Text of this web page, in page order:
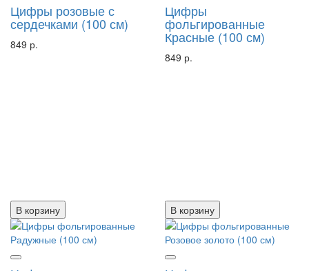
Цифры розовые с
сердечками (100 см)
849 р.
В корзину
Цифры
фольгированные
Красные (100 см)
849 р.
В корзину